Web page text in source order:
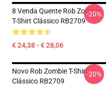
8 Venda Quente Rob Zombie
T-Shirt Clássico RB2709
€ 24,38 - € 28,06
-20%
Novo Rob Zombie T-Shirt
Clássico RB2709
-20%